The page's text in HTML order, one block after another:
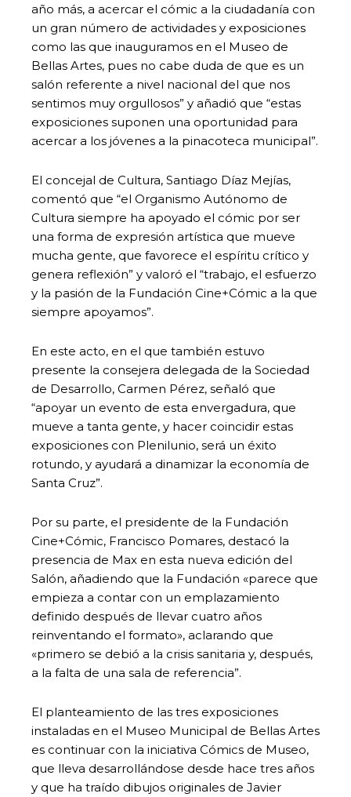
año más, a acercar el cómic a la ciudadanía con
un gran número de actividades y exposiciones
como las que inauguramos en el Museo de
Bellas Artes, pues no cabe duda de que es un
salón referente a nivel nacional del que nos
sentimos muy orgullosos” y añadió que “estas
exposiciones suponen una oportunidad para
acercar a los jóvenes a la pinacoteca municipal”.
El concejal de Cultura, Santiago Díaz Mejías,
comentó que “el Organismo Autónomo de
Cultura siempre ha apoyado el cómic por ser
una forma de expresión artística que mueve
mucha gente, que favorece el espíritu crítico y
genera reflexión” y valoró el “trabajo, el esfuerzo
y la pasión de la Fundación Cine+Cómic a la que
siempre apoyamos”.
En este acto, en el que también estuvo
presente la consejera delegada de la Sociedad
de Desarrollo, Carmen Pérez, señaló que
“apoyar un evento de esta envergadura, que
mueve a tanta gente, y hacer coincidir estas
exposiciones con Plenilunio, será un éxito
rotundo, y ayudará a dinamizar la economía de
Santa Cruz”.
Por su parte, el presidente de la Fundación
Cine+Cómic, Francisco Pomares, destacó la
presencia de Max en esta nueva edición del
Salón, añadiendo que la Fundación «parece que
empieza a contar con un emplazamiento
definido después de llevar cuatro años
reinventando el formato», aclarando que
«primero se debió a la crisis sanitaria y, después,
a la falta de una sala de referencia”.
El planteamiento de las tres exposiciones
instaladas en el Museo Municipal de Bellas Artes
es continuar con la iniciativa Cómics de Museo,
que lleva desarrollándose desde hace tres años
y que ha traído dibujos originales de Javier